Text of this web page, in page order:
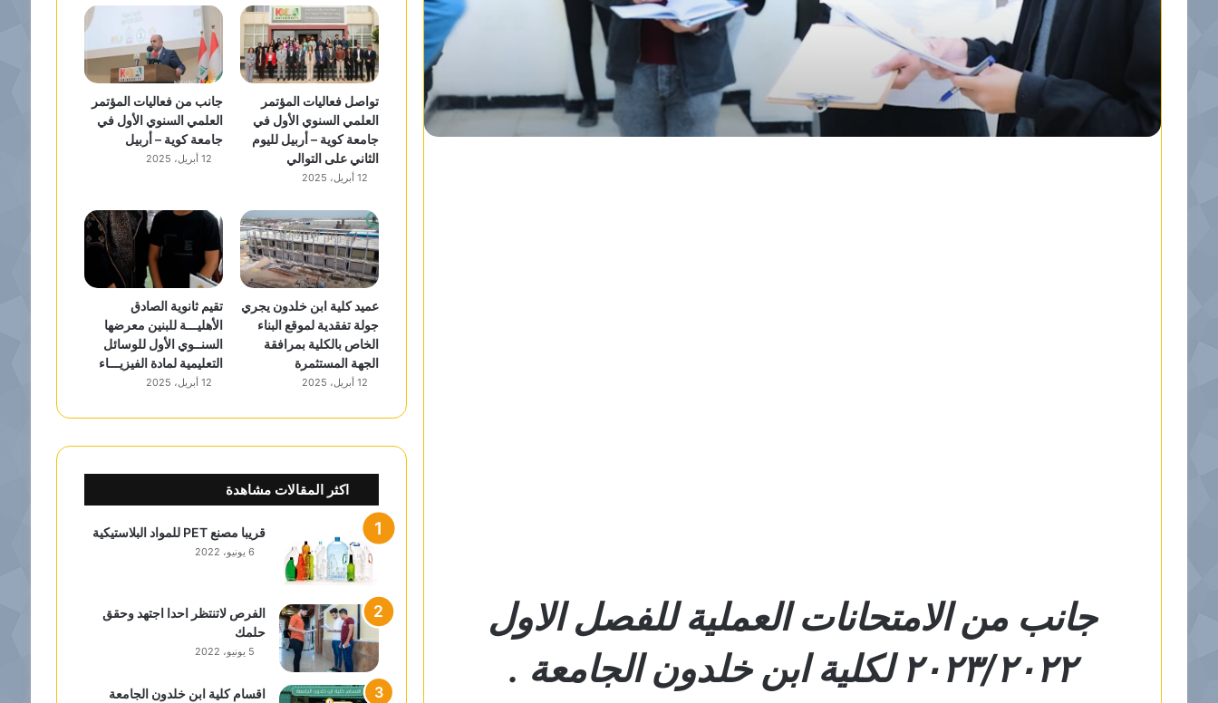
جانب من الامتحانات العملية للفصل الاول
٢٠٢٣/٢٠٢٢ لكلية ابن خلدون الجامعة .
تواصل فعاليات المؤتمر
العلمي السنوي الأول في
جامعة كوية – أربيل لليوم
الثاني على التوالي
12 أبريل، 2025
جانب من فعاليات المؤتمر
العلمي السنوي الأول في
جامعة كوية – أربيل
12 أبريل، 2025
عميد كلية ابن خلدون يجري
جولة تفقدية لموقع البناء
الخاص بالكلية بمرافقة
الجهة المستثمرة
12 أبريل، 2025
تقيم ثانوية الصادق
الأهليـــة للبنين معرضها
السنــوي الأول للوسائل
التعليمية لمادة الفيزيـــاء
12 أبريل، 2025
اكثر المقالات مشاهدة
قريبا مصنع PET للمواد البلاستيكية
6 يونيو، 2022
الفرص لاتنتظر احدا اجتهد وحقق
حلمك
5 يونيو، 2022
اقسام كلية ابن خلدون الجامعة